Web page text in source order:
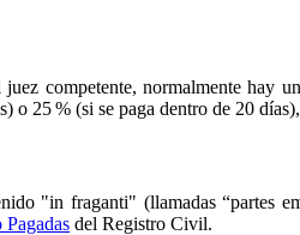
competente, normalmente hay
o 25 % (si se paga dentro de 20
"in fraganti" (llamadas “partes
del Registro Civil.